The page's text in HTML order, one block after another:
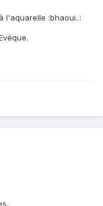
l'aquarelle :bhaoui..: